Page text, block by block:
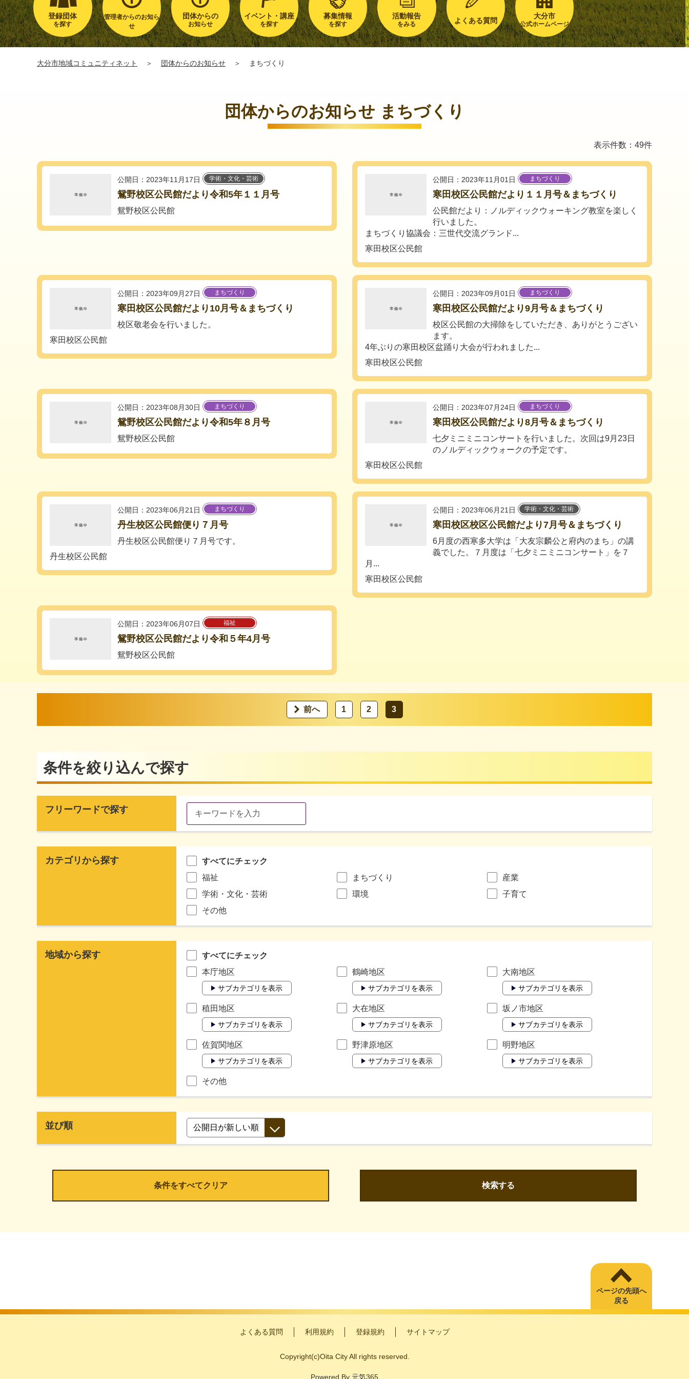
登録団体
を探す
管理者からのお知ら
せ
団体からの
お知らせ
イベント・講座
を探す
募集情報
を探す
活動報告
をみる よくある質問
大分市
公式ホームページ
大分市地域コミュニティネット ＞ 団体からのお知らせ ＞ まちづくり
団体からのお知らせ まちづくり
表示件数：49件
公開日：2023年11月17日 学術・文化・芸術
鴛野校区公民館だより令和5年１１月号
鴛野校区公民館
公開日：2023年11月01日 まちづくり
寒田校区公民館だより１１月号＆まちづくり
公民館だより：ノルディックウォーキング教室を楽しく
行いました。
まちづくり協議会：三世代交流グランド...
寒田校区公民館
公開日：2023年09月27日 まちづくり
寒田校区公民館だより10月号＆まちづくり
校区敬老会を行いました。
寒田校区公民館
公開日：2023年09月01日 まちづくり
寒田校区公民館だより9月号＆まちづくり
校区公民館の大掃除をしていただき、ありがとうござい
ます。
4年ぶりの寒田校区盆踊り大会が行われました...
寒田校区公民館
公開日：2023年08月30日 まちづくり
鴛野校区公民館だより令和5年８月号
鴛野校区公民館
公開日：2023年07月24日 まちづくり
寒田校区公民館だより8月号＆まちづくり
七夕ミニミニコンサートを行いました。次回は9月23日
のノルディックウォークの予定です。
寒田校区公民館
公開日：2023年06月21日 まちづくり
丹生校区公民館便り７月号
丹生校区公民館便り７月号です。
丹生校区公民館
公開日：2023年06月21日 学術・文化・芸術
寒田校区校区公民館だより7月号＆まちづくり
6月度の西寒多大学は「大友宗麟公と府内のまち」の講
義でした。７月度は「七夕ミニミニコンサート」を７
月...
寒田校区公民館
公開日：2023年06月07日 福祉
鴛野校区公民館だより令和５年4月号
鴛野校区公民館
前へ 1 2 3
条件を絞り込んで探す
フリーワードで探す
カテゴリから探す
すべてにチェック
福祉
まちづくり
産業
学術・文化・芸術
環境
子育て
その他
地域から探す
すべてにチェック
本庁地区
サブカテゴリを表示
鶴崎地区
サブカテゴリを表示
大南地区
サブカテゴリを表示
稙田地区
サブカテゴリを表示
大在地区
サブカテゴリを表示
坂ノ市地区
サブカテゴリを表示
佐賀関地区
サブカテゴリを表示
野津原地区
サブカテゴリを表示
明野地区
サブカテゴリを表示
その他
並び順
検索する
ページの先頭へ
戻る
よくある質問 利用規約 登録規約 サイトマップ
Copyright(c)Oita City All rights reserved.
Powered By 元気365